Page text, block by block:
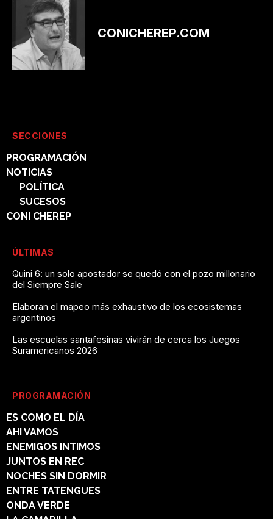
CONICHEREP.COM
SECCIONES
PROGRAMACIÓN
NOTICIAS
POLÍTICA
SUCESOS
CONI CHEREP
ÚLTIMAS
Quini 6: un solo apostador se quedó con el pozo millonario
del Siempre Sale
Elaboran el mapeo más exhaustivo de los ecosistemas
argentinos
Las escuelas santafesinas vivirán de cerca los Juegos
Suramericanos 2026
PROGRAMACIÓN
ES COMO EL DÍA
AHI VAMOS
ENEMIGOS INTIMOS
JUNTOS EN REC
NOCHES SIN DORMIR
ENTRE TATENGUES
ONDA VERDE